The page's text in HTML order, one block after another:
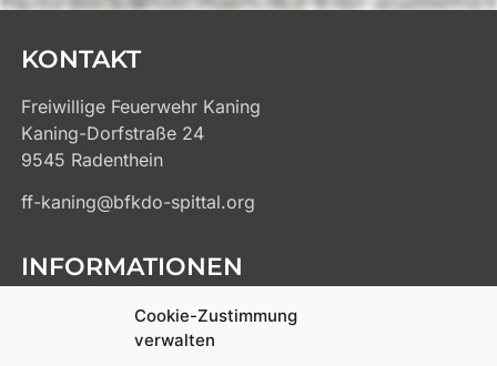
Cookie-Zustimmung
verwalten
KONTAKT
Freiwillige Feuerwehr Kaning
Kaning-Dorfstraße 24
9545 Radenthein
ff-kaning@bfkdo-spittal.org
INFORMATIONEN